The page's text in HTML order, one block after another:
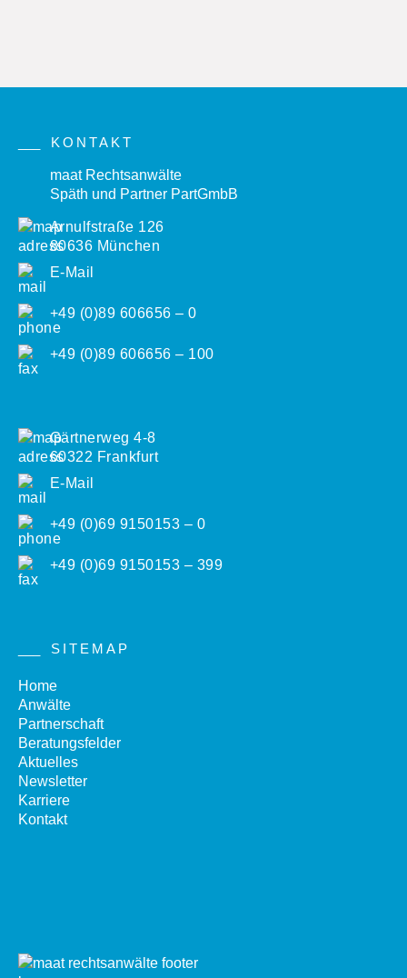
KONTAKT
maat Rechtsanwälte
Späth und Partner PartGmbB
Arnulfstraße 126
80636 München
E-Mail
+49 (0)89 606656 – 0
+49 (0)89 606656 – 100
Gärtnerweg 4-8
60322 Frankfurt
E-Mail
+49 (0)69 9150153 – 0
+49 (0)69 9150153 – 399
SITEMAP
Home
Anwälte
Partnerschaft
Beratungsfelder
Aktuelles
Newsletter
Karriere
Kontakt